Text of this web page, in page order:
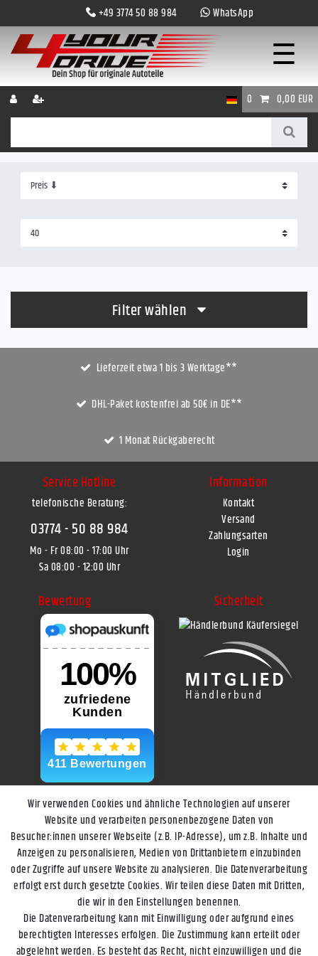
+49 3774 50 88 984 WhatsApp
☰
0 0,00 EUR
Filter wählen
Lieferzeit etwa 1 bis 3 Werktage**
DHL-Paket kostenfrei ab 50€ in DE**
1 Monat Rückgaberecht
Service Hotline
telefonische Beratung:
03774 - 50 88 984
Mo - Fr 08:00 - 17:00 Uhr
Sa 08:00 - 12:00 Uhr
Information
Kontakt
Versand
Zahlungsarten
Login
Bewertung Sicherheit
Wir verwenden Cookies und ähnliche Technologien auf unserer
Website und verarbeiten personenbezogene Daten von
Besucher:innen unserer Webseite (z.B. IP-Adresse), um z.B. Inhalte und
Anzeigen zu personalisieren, Medien von Drittanbietern einzubinden
oder Zugriffe auf unsere Website zu analysieren. Die Datenverarbeitung
erfolgt erst durch gesetzte Cookies. Wir teilen diese Daten mit Dritten,
die wir in den Einstellungen benennen.
Die Datenverarbeitung kann mit Einwilligung oder aufgrund eines
berechtigten Interesses erfolgen. Die Zustimmung kann erteilt oder
abgelehnt werden. Es besteht das Recht, nicht einzuwilligen und die